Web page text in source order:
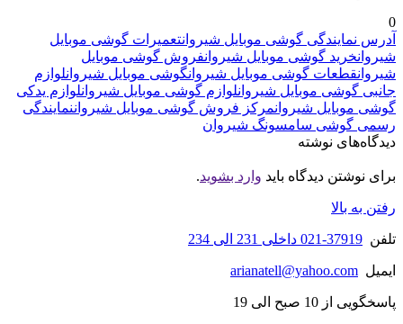
0
آدرس نمایندگی گوشی موبایل شیروانتعمیرات گوشی موبایل
شیروانخرید گوشی موبایل شیروانفروش گوشی موبایل
شیروانقطعات گوشی موبایل شیروانگوشی موبایل شیروانلوازم
جانبی گوشی موبایل شیروانلوازم گوشی موبایل شیروانلوازم یدکی
گوشی موبایل شیروانمرکز فروش گوشی موبایل شیرواننمایندگی
رسمی گوشی سامسونگ شیروان
دیدگاه‌های نوشته
برای نوشتن دیدگاه باید وارد بشوید.
رفتن به بالا
تلفن 37919-021 داخلی 231 الی 234
ایمیل arianatell@yahoo.com
پاسخگویی از 10 صبح الی 19